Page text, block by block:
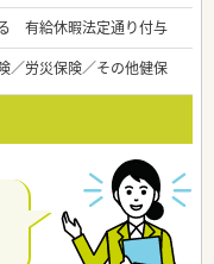
有給休暇法定通り付与
／労災保険／その他健保